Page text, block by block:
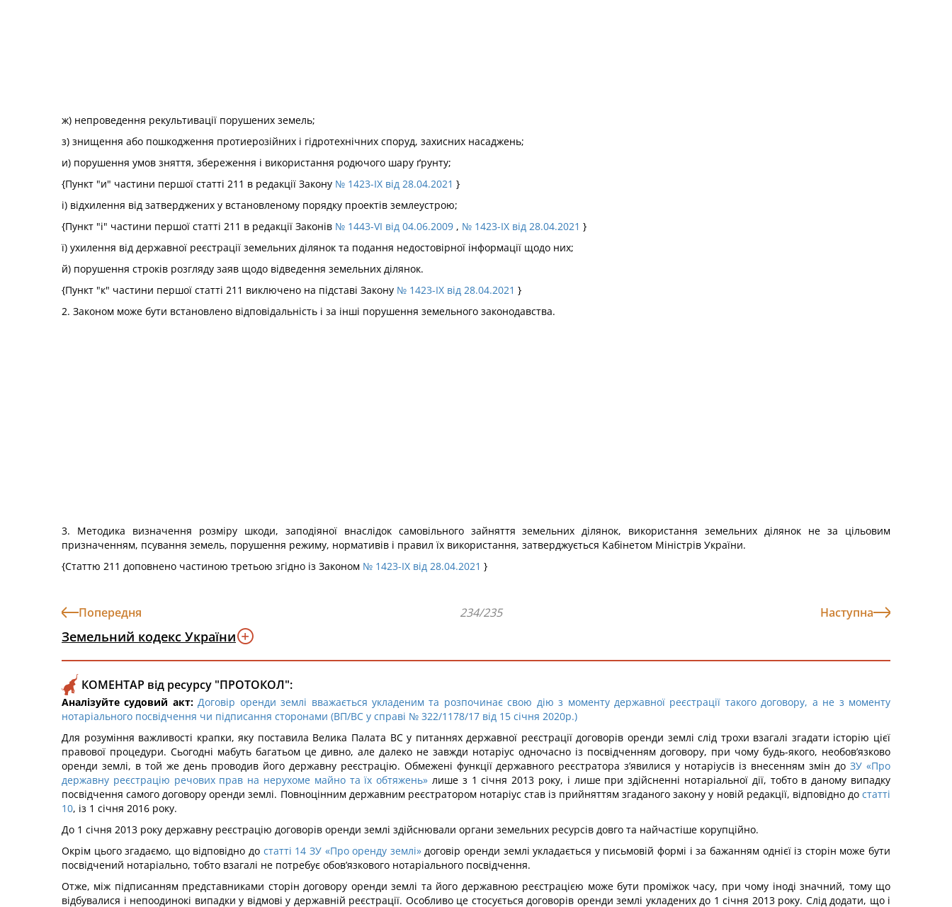
ж) непроведення рекультивації порушених земель;
з) знищення або пошкодження протиерозійних і гідротехнічних споруд, захисних насаджень;
и) порушення умов зняття, збереження і використання родючого шару ґрунту;
{Пункт "и" частини першої статті 211 в редакції Закону № 1423-IX від 28.04.2021 }
і) відхилення від затверджених у встановленому порядку проектів землеустрою;
{Пункт "і" частини першої статті 211 в редакції Законів № 1443-VI від 04.06.2009 , № 1423-IX від 28.04.2021 }
ї) ухилення від державної реєстрації земельних ділянок та подання недостовірної інформації щодо них;
й) порушення строків розгляду заяв щодо відведення земельних ділянок.
{Пункт "к" частини першої статті 211 виключено на підставі Закону № 1423-IX від 28.04.2021 }
2. Законом може бути встановлено відповідальність і за інші порушення земельного законодавства.
3. Методика визначення розміру шкоди, заподіяної внаслідок самовільного зайняття земельних ділянок, використання земельних ділянок не за цільовим
призначенням, псування земель, порушення режиму, нормативів і правил їх використання, затверджується Кабінетом Міністрів України.
{Cтаттю 211 доповнено частиною третьою згідно із Законом № 1423-IX від 28.04.2021 }
Попередня 234/235 Наступна
Земельний кодекс України
КОМЕНТАР від ресурсу "ПРОТОКОЛ":
Аналізуйте судовий акт:Договір оренди землі вважається укладеним та розпочинає свою дію з моменту державної реєстрації такого договору, а не з моменту
нотаріального посвідчення чи підписання сторонами (ВП/ВС у справі № 322/1178/17 від 15 січня 2020р.)
Для розуміння важливості крапки, яку поставила Велика Палата ВС у питаннях державної реєстрації договорів оренди землі слід трохи взагалі згадати історію цієї
правової процедури. Сьогодні мабуть багатьом це дивно, але далеко не завжди нотаріус одночасно із посвідченням договору, при чому будь-якого, необов’язково
оренди землі, в той же день проводив його державну реєстрацію. Обмежені функції державного реєстратора з’явилися у нотаріусів із внесенням змін доЗУ «Про
державну реєстрацію речових прав на нерухоме майно та їх обтяжень» лише з 1 січня 2013 року, і лише при здійсненні нотаріальної дії, тобто в даному випадку
посвідчення самого договору оренди землі. Повноцінним державним реєстратором нотаріус став із прийняттям згаданого закону у новій редакції, відповідно до статті
10, із 1 січня 2016 року.
До 1 січня 2013 року державну реєстрацію договорів оренди землі здійснювали органи земельних ресурсів довго та найчастіше корупційно.
Окрім цього згадаємо, що відповідно до статті 14 ЗУ «Про оренду землі»договір оренди землі укладається у письмовій формі і за бажанням однієї із сторін може бути
посвідчений нотаріально, тобто взагалі не потребує обов’язкового нотаріального посвідчення.
Отже, між підписанням представниками сторін договору оренди землі та його державною реєстрацією може бути проміжок часу, при чому іноді значний, тому що
відбувалися і непоодинокі випадки у відмові у державній реєстрації. Особливо це стосується договорів оренди землі укладених до 1 січня 2013 року. Слід додати, що і